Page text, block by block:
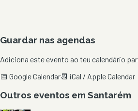
Guardar nas agendas
Adiciona este evento ao teu calendário
📅 Google Calendar📆 iCal / Apple Calendar
Outros eventos em Santarém